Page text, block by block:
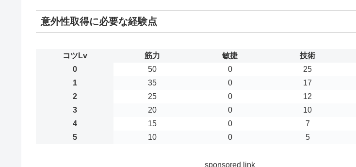
意外性取得に必要な経験点
コツLv 筋力 敏捷 技術
0
50 0 25
1
35 0 17
2
25 0 12
3
20 0 10
4
15 0 7
5
10 0 5
sponsored link